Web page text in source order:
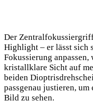
Der
Highlight – er lässt sich
Fokussierung anpassen,
kristallklare Sicht auf
beiden
passgenau justieren, um
Bild zu sehen.